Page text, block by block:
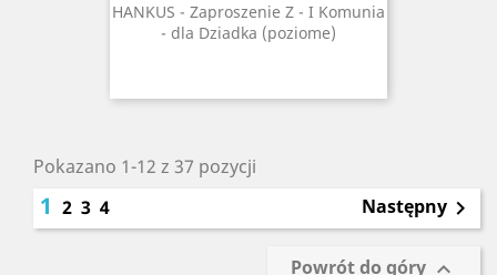
HANKUS - Zaproszenie Z - I Komunia
- dla Dziadka (poziome)
Pokazano 1-12 z 37 pozycji
1 2 3 4 Następny 
Powrót do góry 